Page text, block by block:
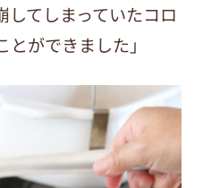
してしまっていたコロ
ができました」